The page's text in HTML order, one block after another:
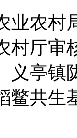
业农
村厅审
义亭镇
鳖共生